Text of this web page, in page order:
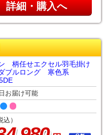
詳細・購入へ
柄任せエクセル羽毛掛け
ブルロング 寒色系
お届け可能
込）